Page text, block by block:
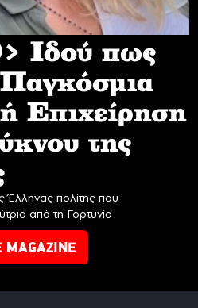
Iδού πως
Επιχείρηση
της
πολίτης που
από τη Γορτυνία
MAGAZINE